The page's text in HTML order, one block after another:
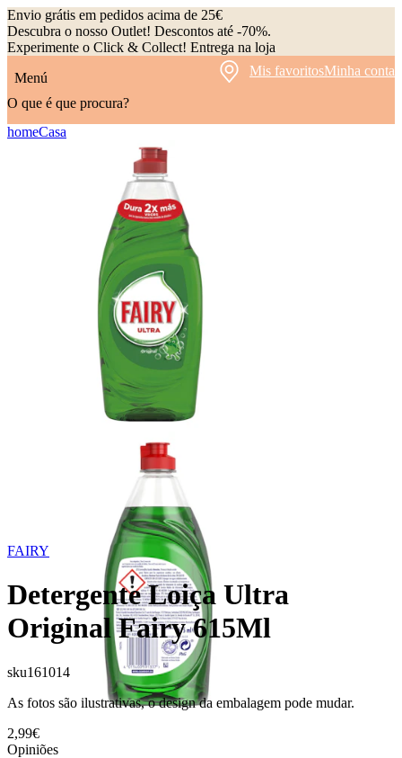
Envio grátis em pedidos acima de 25€
Descubra o nosso Outlet! Descontos até -70%.
Experimente o Click & Collect! Entrega na loja
Menú
Mis favoritosMinha conta
O que é que procura?
homeCasa
FAIRY
Detergente Loiça Ultra
Original Fairy 615Ml
sku161014
As fotos são ilustrativas, o design da embalagem pode mudar.
2,99€
Opiniões